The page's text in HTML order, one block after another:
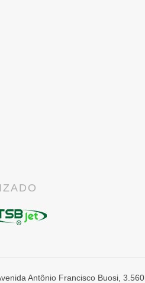
Antônio Francisco Buosi, 3.560